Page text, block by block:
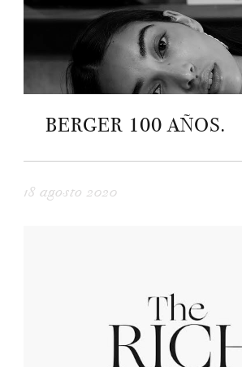
BERGER 100 AÑOS.
18 agosto 2020